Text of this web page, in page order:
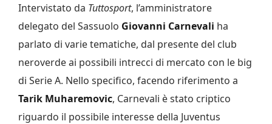
Intervistato da Tuttosport, l’amministratore
delegato del Sassuolo Giovanni Carnevali ha
parlato di varie tematiche, dal presente del club
neroverde ai possibili intrecci di mercato con le big
di Serie A. Nello specifico, facendo riferimento a
Tarik Muharemovic, Carnevali è stato criptico
riguardo il possibile interesse della Juventus